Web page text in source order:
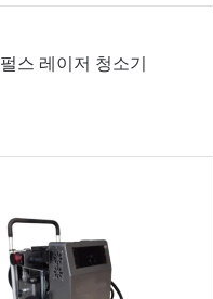
펄스 레이저 청소기